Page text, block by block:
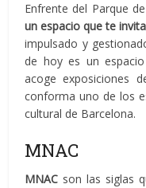
Enfrente del Parque
un espacio que te
impulsado y
de hoy es un
acoge exposiciones
conforma uno de los
cultural de Barcelona.
MNAC
MNAC son las siglas